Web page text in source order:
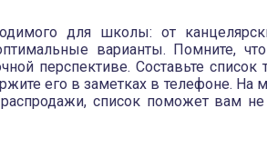
для школы: от
варианты. Помните,
перспективе. Составьте список
его в заметках в телефоне. На
список поможет вам